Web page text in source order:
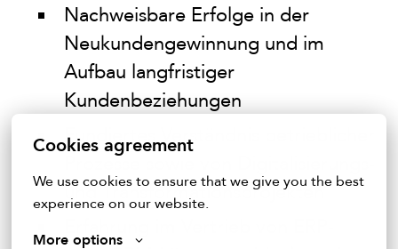
Cookies agreement
We use cookies to ensure that we give you the best
experience on our website.
More options
Nachweisbare Erfolge in der
Neukundengewinnung und im
Aufbau langfristiger
Kundenbeziehungen
Fundiertes Verständnis betrieblicher
Prozesse sowie von Digitalisierungs-
und Transformationsprojekten